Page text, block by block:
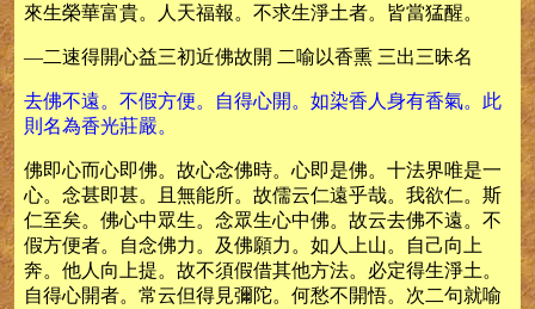
來生榮華富貴。人天福報。不求生淨土者。皆當猛醒。
—二速得開心益三初近佛故開 二喻以香熏 三出三昧名
去佛不遠。不假方便。自得心開。如染香人身有香氣。此
則名為香光莊嚴。
佛即心而心即佛。故心念佛時。心即是佛。十法界唯是一
心。念甚即甚。且無能所。故儒云仁遠乎哉。我欲仁。斯
仁至矣。佛心中眾生。念眾生心中佛。故云去佛不遠。不
假方便者。自念佛力。及佛願力。如人上山。自己向上
奔。他人向上提。故不須假借其他方法。必定得生淨土。
自得心開者。常云但得見彌陀。何愁不開悟。次二句就喻